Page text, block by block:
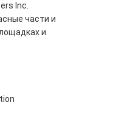
Inc.
части и
и